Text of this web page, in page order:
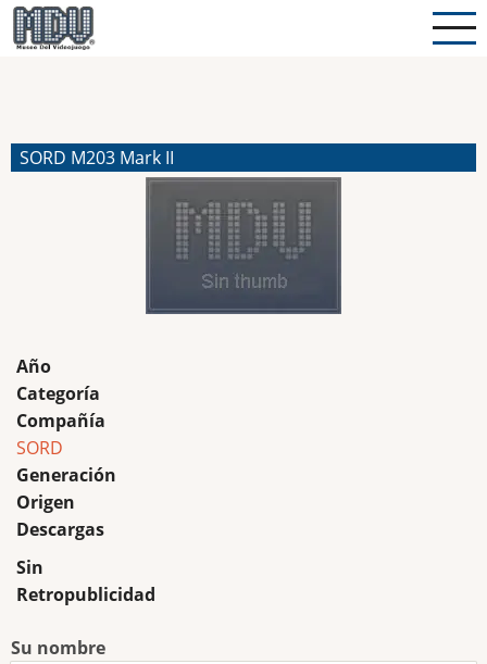
Pasar
al
SORD M203 Mark II
Año
Categoría
Compañía
SORD
Generación
Origen
Descargas
Sin
Retropublicidad
Su nombre